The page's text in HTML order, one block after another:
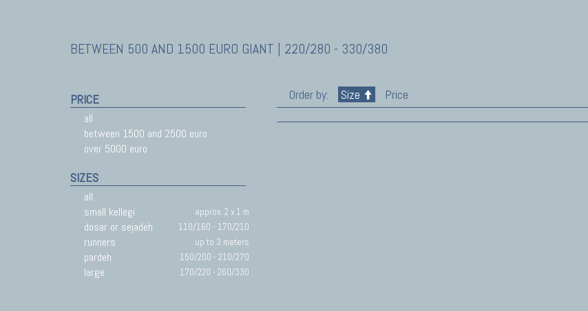
BETWEEN 500 AND 1500 EURO GIANT | 220/280 - 330/380
PRICE
all
between 1500 and 2500 euro
over 5000 euro
SIZES
all
small kellegi
approx. 2 x 1 m
dosar or sejadeh 110/160 - 170/210
runners up to 3 meters
pardeh 150/200 - 210/270
large 170/220 - 260/330
Order by: Size Price